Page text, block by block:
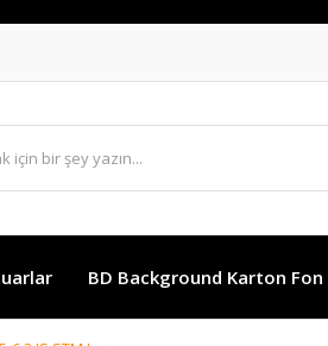
BD Background Karton Fon